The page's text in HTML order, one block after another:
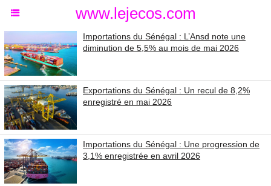
www.lejecos.com
Importations du Sénégal : L’Ansd note une
diminution de 5,5% au mois de mai 2026
Exportations du Sénégal : Un recul de 8,2%
enregistré en mai 2026
Importations du Sénégal : Une progression de
3,1% enregistrée en avril 2026